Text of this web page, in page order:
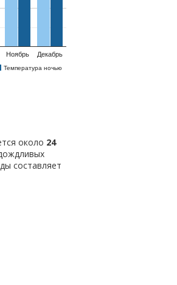
Температура ночью
Ноябрь Декабрь
около 24
составляет